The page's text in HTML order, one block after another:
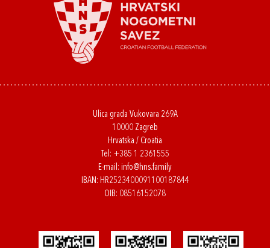
Ulica grada Vukovara 269A
10000 Zagreb
Hrvatska / Croatia
Tel: +385 1 2361555
E-mail: info@hns.family
IBAN: HR2523400091100187844
OIB: 08516152078